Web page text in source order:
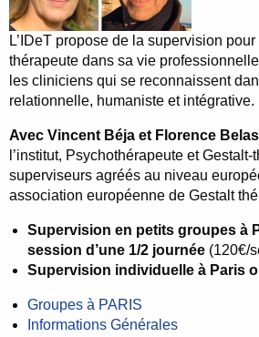
L’IDeT propose de la supervision
thérapeute dans sa vie
les cliniciens qui se reconnaissent
relationnelle, humaniste et intégrative.
Avec Vincent Béja et Florence
l’institut, Psychothérapeute et Gestalt-
superviseurs agréés au niveau
association européenne de Gestalt
Supervision en petits groupes à
session d’une 1/2 journée (120€/
Supervision individuelle à Paris
Groupes à PARIS
Informations Générales